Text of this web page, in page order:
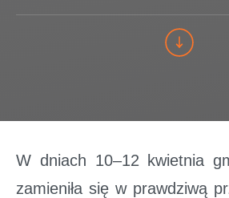
W dniach 10–12 kwietnia
zamieniła się w prawdziwą